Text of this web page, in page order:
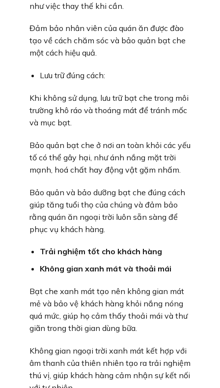
như việc thay thế khi cần.
Đảm bảo nhân viên của quán ăn được đào
tạo về cách chăm sóc và bảo quản bạt che
một cách hiệu quả.
Lưu trữ đúng cách:
Khi không sử dụng, lưu trữ bạt che trong môi
trường khô ráo và thoáng mát để tránh mốc
và mục bạt.
Bảo quản bạt che ở nơi an toàn khỏi các yếu
tố có thể gây hại, như ánh nắng mặt trời
mạnh, hoá chất hay động vật gặm nhấm.
Bảo quản và bảo dưỡng bạt che đúng cách
giúp tăng tuổi thọ của chúng và đảm bảo
rằng quán ăn ngoại trời luôn sẵn sàng để
phục vụ khách hàng.
Trải nghiệm tốt cho khách hàng
Không gian xanh mát và thoải mái
Bạt che xanh mát tạo nên không gian mát
mẻ và bảo vệ khách hàng khỏi nắng nóng
quá mức, giúp họ cảm thấy thoải mái và thư
giãn trong thời gian dùng bữa.
Không gian ngoại trời xanh mát kết hợp với
âm thanh của thiên nhiên tạo ra trải nghiệm
thú vị, giúp khách hàng cảm nhận sự kết nối